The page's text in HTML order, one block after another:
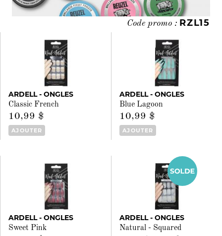
ARDELL - ONGLES
Classic French
10,99 $
AJOUTER
ARDELL - ONGLES
Blue Lagoon
10,99 $
AJOUTER
ARDELL - ONGLES
Sweet Pink
ARDELL - ONGLES
Natural - Squared
Code promo : RZL15